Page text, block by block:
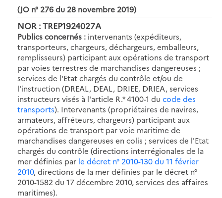
(JO n° 276 du 28 novembre 2019)
NOR : TREP1924027A
Publics concernés : intervenants (expéditeurs,
transporteurs, chargeurs, déchargeurs, emballeurs,
remplisseurs) participant aux opérations de transport
par voies terrestres de marchandises dangereuses ;
services de l'Etat chargés du contrôle et/ou de
l'instruction (DREAL, DEAL, DRIEE, DRIEA, services
instructeurs visés à l'article R.* 4100-1 du code des
transports). Intervenants (propriétaires de navires,
armateurs, affréteurs, chargeurs) participant aux
opérations de transport par voie maritime de
marchandises dangereuses en colis ; services de l'Etat
chargés du contrôle (directions interrégionales de la
mer définies par le décret n° 2010-130 du 11 février
2010, directions de la mer définies par le décret n°
2010-1582 du 17 décembre 2010, services des affaires
maritimes).